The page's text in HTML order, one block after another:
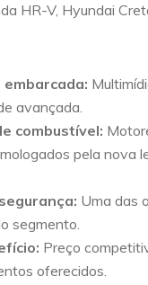
HR-V, Hyundai
avançada.
combustível:
pela nova
Uma das
segmento.
Preço
oferecidos.